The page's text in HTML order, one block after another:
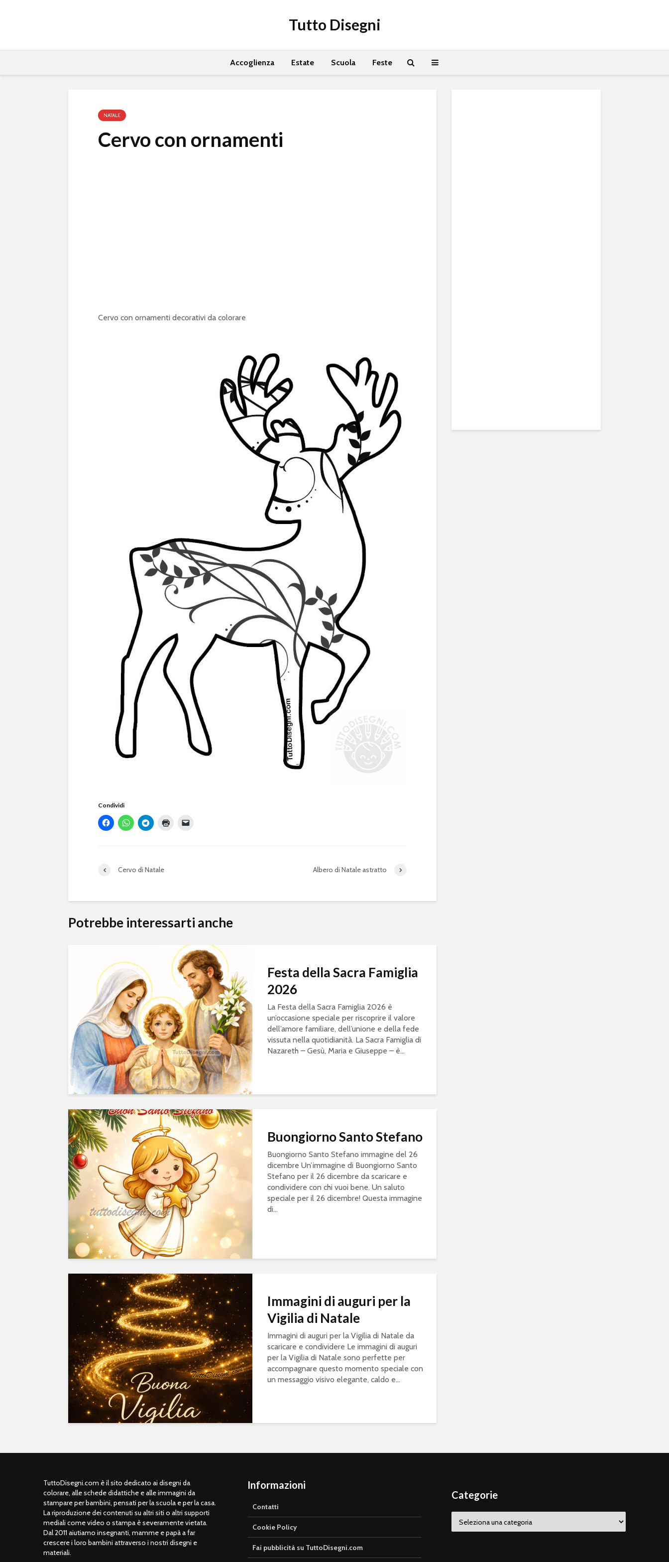
Tutto Disegni
Accoglienza Estate Scuola Feste
NATALE
Cervo con ornamenti
Cervo con ornamenti decorativi da colorare
Condividi
Cervo di Natale Albero di Natale astratto
Potrebbe interessarti anche
Festa della Sacra Famiglia
2026
La Festa della Sacra Famiglia 2026 è
un’occasione speciale per riscoprire il valore
dell’amore familiare, dell’unione e della fede
vissuta nella quotidianità. La Sacra Famiglia di
Nazareth – Gesù, Maria e Giuseppe – è...
Buongiorno Santo Stefano
Buongiorno Santo Stefano immagine del 26
dicembre Un’immagine di Buongiorno Santo
Stefano per il 26 dicembre da scaricare e
condividere con chi vuoi bene. Un saluto
speciale per il 26 dicembre! Questa immagine
di...
Immagini di auguri per la
Vigilia di Natale
Immagini di auguri per la Vigilia di Natale da
scaricare e condividere Le immagini di auguri
per la Vigilia di Natale sono perfette per
accompagnare questo momento speciale con
un messaggio visivo elegante, caldo e...
TuttoDisegni.com è il sito dedicato ai disegni da
colorare, alle schede didattiche e alle immagini da
stampare per bambini, pensati per la scuola e per la casa.
La riproduzione dei contenuti su altri siti o altri supporti
mediali come video o stampa è severamente vietata.
Dal 2011 aiutiamo insegnanti, mamme e papà a far
crescere i loro bambini attraverso i nostri disegni e
materiali.
Informazioni
Contatti
Cookie Policy
Fai pubblicità su TuttoDisegni.com
Categorie